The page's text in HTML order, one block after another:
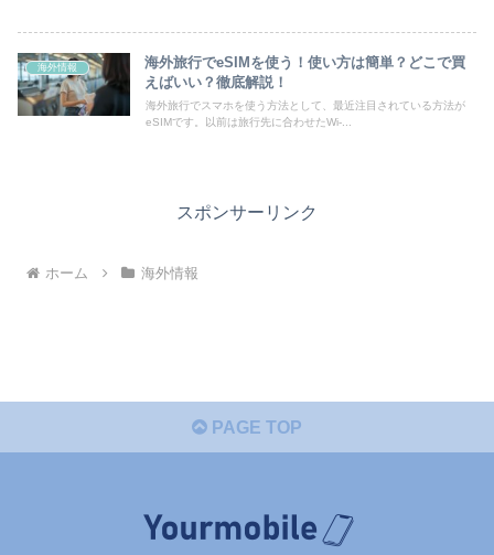
海外情報
海外旅行でeSIMを使う！使い方は簡単？どこで買
えばいい？徹底解説！
海外旅行でスマホを使う方法として、最近注目されている方法が
eSIMです。以前は旅行先に合わせたWi-...
スポンサーリンク
ホーム 海外情報
PAGE TOP